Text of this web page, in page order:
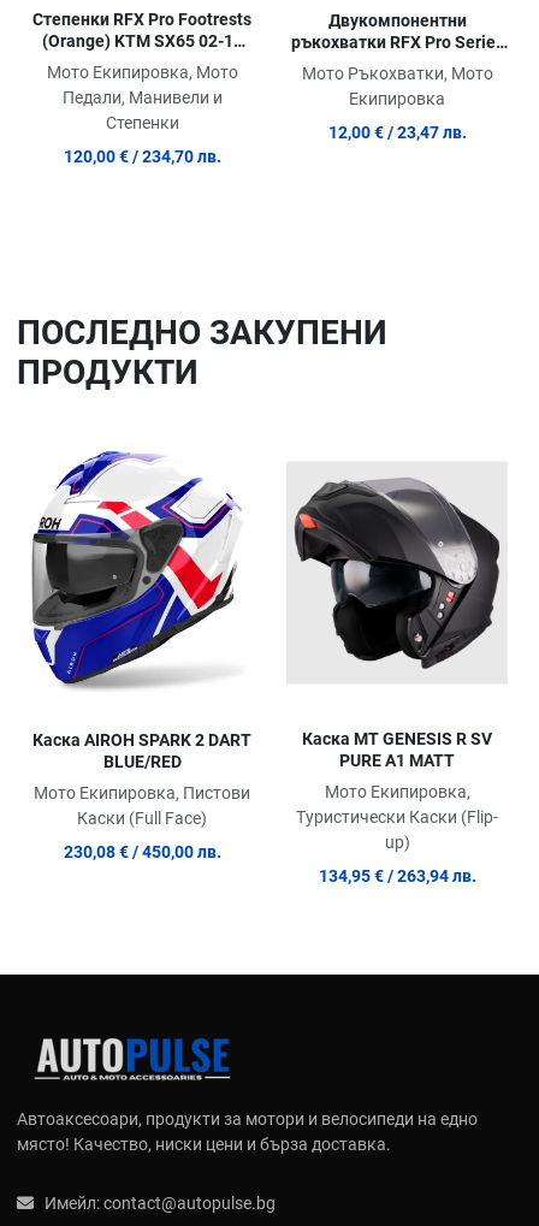
Степенки RFX Pro Footrests
(Orange) KTM SX65 02-14
SX/EXC/SXF/EXCF 125-525
00-14
Мото Екипировка, Мото
Педали, Манивели и
Степенки
120,00 € / 234,70 лв.
Двукомпонентни
ръкохватки RFX Pro Series
Black/Yellow
Мото Ръкохватки, Мото
Екипировка
12,00 € / 23,47 лв.
ПОСЛЕДНO ЗАКУПЕНИ
ПРОДУКТИ
Сравни продукт
Quick View
Каска AIROH SPARK 2 DART
BLUE/RED
Мото Екипировка, Пистови
Каски (Full Face)
230,08 € / 450,00 лв.
Каска MT GENESIS R SV
PURE A1 МАТТ
Мото Екипировка,
Туристически Каски (Flip-
up)
134,95 € / 263,94 лв.
Автоаксесоари, продукти за мотори и велосипеди на едно
място! Качество, ниски цени и бърза доставка.
Имейл:contact@autopulse.bg